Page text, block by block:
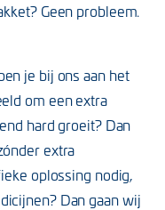
Geen probleem.
je bij ons aan het
om een extra
hard groeit? Dan
extra
oplossing nodig,
Dan gaan wij